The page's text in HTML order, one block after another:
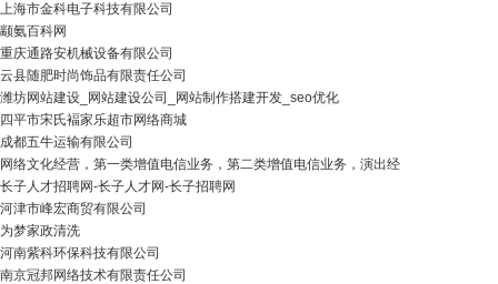
上海市金科电子科技有限公司
颛氨百科网
重庆通路安机械设备有限公司
云县随肥时尚饰品有限责任公司
潍坊网站建设_网站建设公司_网站制作搭建开发_seo优化
四平市宋氏褔家乐超市网络商城
成都五牛运输有限公司
网络文化经营，第一类增值电信业务，第二类增值电信业务，演出经
长子人才招聘网-长子人才网-长子招聘网
河津市峰宏商贸有限公司
为梦家政清洗
河南紫科环保科技有限公司
南京冠邦网络技术有限责任公司